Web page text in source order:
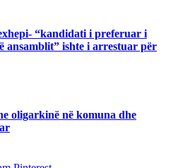
“kandidati i preferuar i
ishte i arrestuar për
oligarkinë në komuna dhe